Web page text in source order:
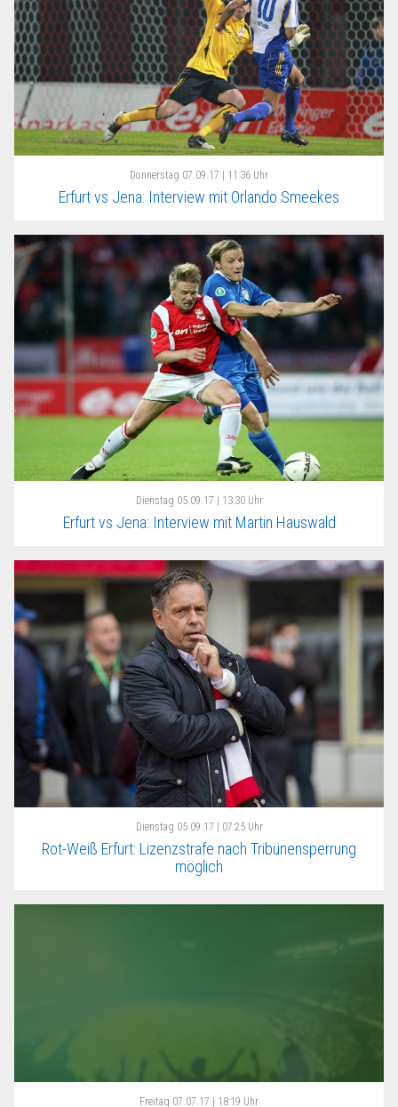
Donnerstag 07.09.17 | 11:36 Uhr
Erfurt vs Jena: Interview mit Orlando Smeekes
Dienstag 05.09.17 | 13:30 Uhr
Erfurt vs Jena: Interview mit Martin Hauswald
Dienstag 05.09.17 | 07:25 Uhr
Rot-Weiß Erfurt: Lizenzstrafe nach Tribünensperrung
möglich
Freitag 07.07.17 | 18:19 Uhr